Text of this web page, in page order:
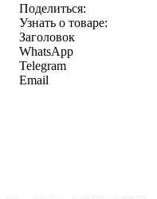
Поделиться:
Узнать о товаре:
Заголовок
WhatsApp
Telegram
Email